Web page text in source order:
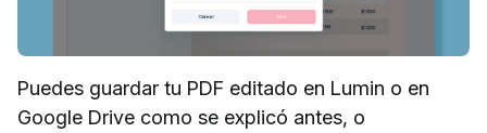
Puedes guardar tu PDF editado en Lumin o en
Google Drive como se explicó antes, o